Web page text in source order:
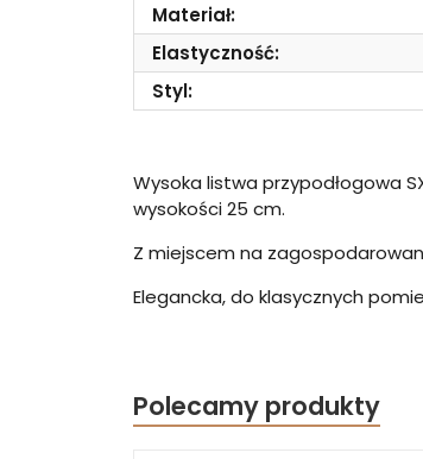
Materiał:
Elastyczność:
Styl:
Wysoka listwa przypodłogowa
wysokości 25 cm.
Z miejscem na
Elegancka, do klasycznych
Polecamy produkty